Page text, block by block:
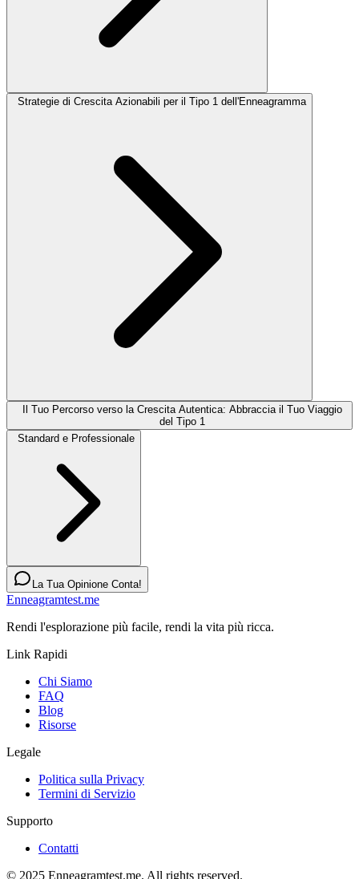
Strategie di Crescita Azionabili per il Tipo 1 dell'Enneagramma
Il Tuo Percorso verso la Crescita Autentica: Abbraccia il Tuo Viaggio
del Tipo 1
Standard e Professionale
La Tua Opinione Conta!
Enneagramtest.me
Rendi l'esplorazione più facile, rendi la vita più ricca.
Link Rapidi
Chi Siamo
FAQ
Blog
Risorse
Legale
Politica sulla Privacy
Termini di Servizio
Supporto
Contatti
© 2025 Enneagramtest.me. All rights reserved.